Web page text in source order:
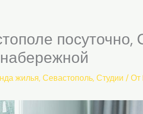
посуточно,
жилья,Севастополь,Студии / От